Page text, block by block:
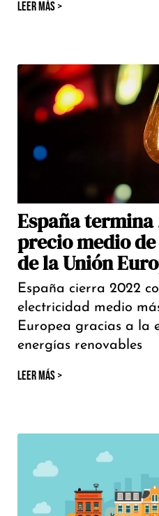
LEER MÁS >
España termina
precio medio
de la Unión
España cierra 2022
electricidad medio
Europea gracias a la
energías renovables
LEER MÁS >